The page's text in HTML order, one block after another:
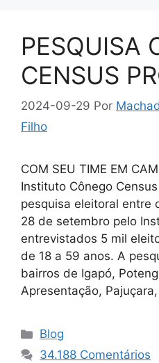
PESQUISA
CENSUS
2024-09-29 Por
Filho
COM SEU TIME EM
Instituto Cônego
pesquisa eleitoral entre
28 de setembro pelo
entrevistados 5 mil
de 18 a 59 anos. A
bairros de Igapó,
Apresentação,
Categorias
Blog
34.188 Comentários